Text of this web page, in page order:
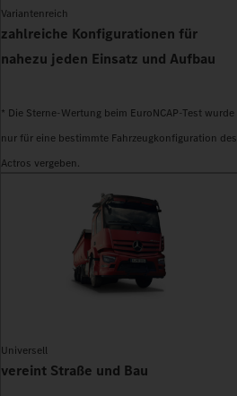
Variantenreich
zahlreiche Konfigurationen für
nahezu jeden Einsatz und Aufbau
* Die Sterne-Wertung beim EuroNCAP-Test wurde
nur für eine bestimmte Fahrzeugkonfiguration des
Actros vergeben.
Universell
vereint Straße und Bau